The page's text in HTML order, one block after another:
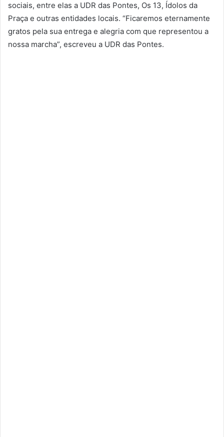
sociais, entre elas a UDR das Pontes, Os 13, Ídolos da
Praça e outras entidades locais. “Ficaremos eternamente
gratos pela sua entrega e alegria com que representou a
nossa marcha”, escreveu a UDR das Pontes.